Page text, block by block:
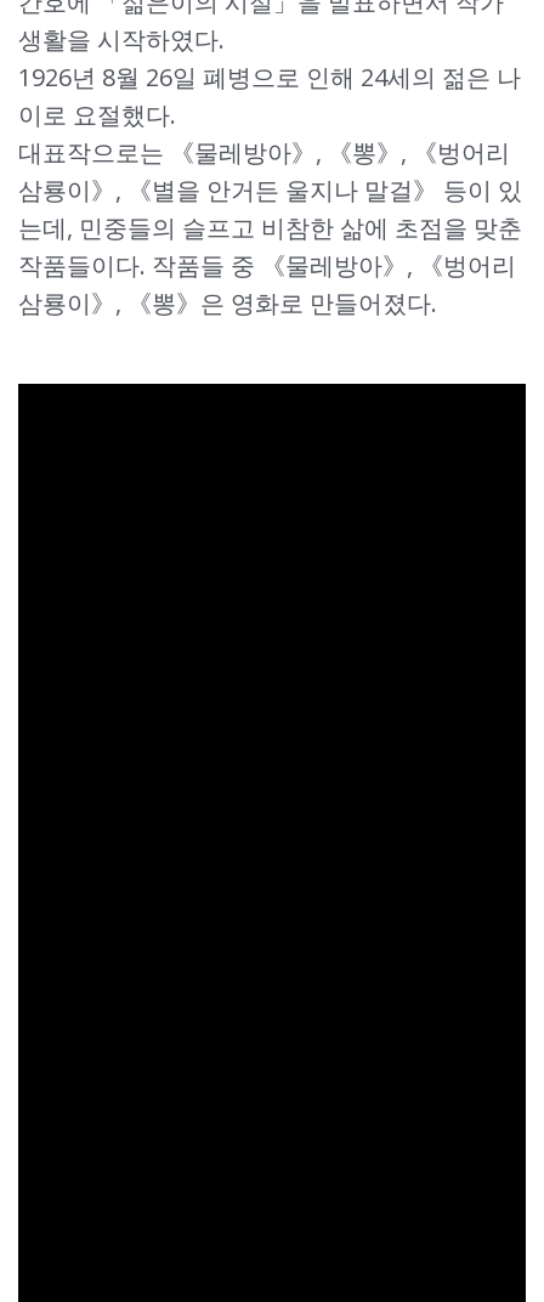
생활을 시작하였다.
1926년 8월 26일 폐병으로 인해 24세의 젊은 나
이로 요절했다.
대표작으로는 《물레방아》, 《뽕》, 《벙어리
삼룡이》, 《별을 안거든 울지나 말걸》 등이 있
는데, 민중들의 슬프고 비참한 삶에 초점을 맞춘
작품들이다. 작품들 중 《물레방아》, 《벙어리
삼룡이》, 《뽕》은 영화로 만들어졌다.